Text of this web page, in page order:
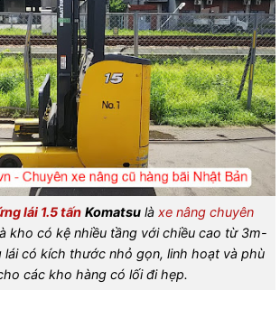
lái 1.5 tấn Komatsulà xe nâng chuyên
kho có kệ nhiều tầng với chiều cao từ 3m-
lái có kích thước nhỏ gọn, linh hoạt và phù
các kho hàng có lối đi hẹp.